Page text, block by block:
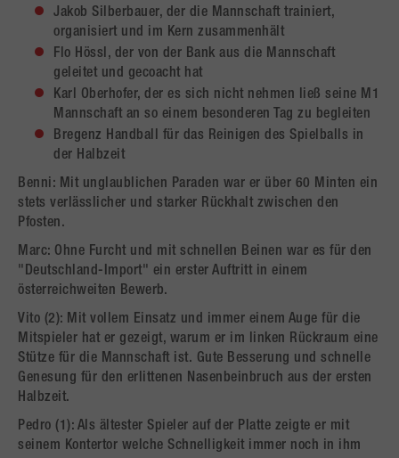
Jakob Silberbauer, der die Mannschaft trainiert,
organisiert und im Kern zusammenhält
Flo Hössl, der von der Bank aus die Mannschaft
geleitet und gecoacht hat
Karl Oberhofer, der es sich nicht nehmen ließ seine M1
Mannschaft an so einem besonderen Tag zu begleiten
Bregenz Handball für das Reinigen des Spielballs in
der Halbzeit
Benni: Mit unglaublichen Paraden war er über 60 Minten ein
stets verlässlicher und starker Rückhalt zwischen den
Pfosten.
Marc: Ohne Furcht und mit schnellen Beinen war es für den
"Deutschland-Import" ein erster Auftritt in einem
österreichweiten Bewerb.
Vito (2): Mit vollem Einsatz und immer einem Auge für die
Mitspieler hat er gezeigt, warum er im linken Rückraum eine
Stütze für die Mannschaft ist. Gute Besserung und schnelle
Genesung für den erlittenen Nasenbeinbruch aus der ersten
Halbzeit.
Pedro (1): Als ältester Spieler auf der Platte zeigte er mit
seinem Kontertor welche Schnelligkeit immer noch in ihm